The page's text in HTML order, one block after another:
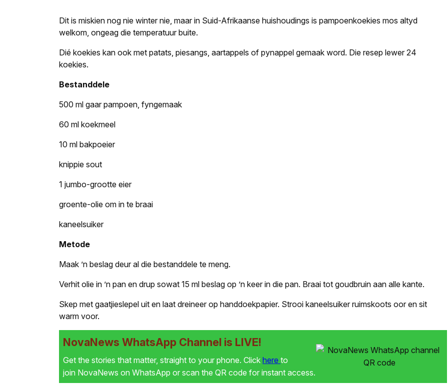
Dit is miskien nog nie winter nie, maar in Suid-Afrikaanse huishoudings is pampoenkoekies mos altyd
welkom, ongeag die temperatuur buite.
Dié koekies kan ook met patats, piesangs, aartappels of pynappel gemaak word. Die resep lewer 24
koekies.
Bestanddele
500 ml gaar pampoen, fyngemaak
60 ml koekmeel
10 ml bakpoeier
knippie sout
1 jumbo-grootte eier
groente-olie om in te braai
kaneelsuiker
Metode
Maak ’n beslag deur al die bestanddele te meng.
Verhit olie in ’n pan en drup sowat 15 ml beslag op ’n keer in die pan. Braai tot goudbruin aan alle kante.
Skep met gaatjieslepel uit en laat dreineer op handdoekpapier. Strooi kaneelsuiker ruimskoots oor en sit
warm voor.
NovaNews WhatsApp Channel is LIVE!
Get the stories that matter, straight to your phone. Click here to
join NovaNews on WhatsApp or scan the QR code for instant access.